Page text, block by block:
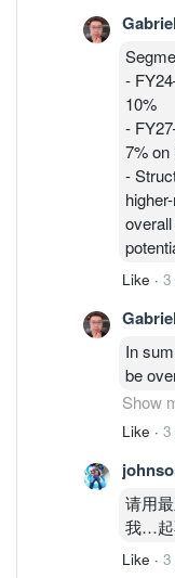
based
-
mid
signal
-
-
-
10%
-
7% on
-
Like · 3
In
be
and
step-
design
term
a
Show
Like · 3
请用
我…起
Like · 3